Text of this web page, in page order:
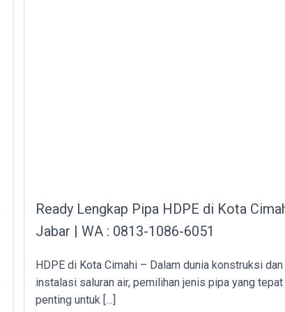
Ready Lengkap Pipa HDPE di Kota
Jabar | WA : 0813-1086-6051
HDPE di Kota Cimahi – Dalam dunia konstruksi dan
instalasi saluran air, pemilihan jenis pipa yang
penting untuk […]